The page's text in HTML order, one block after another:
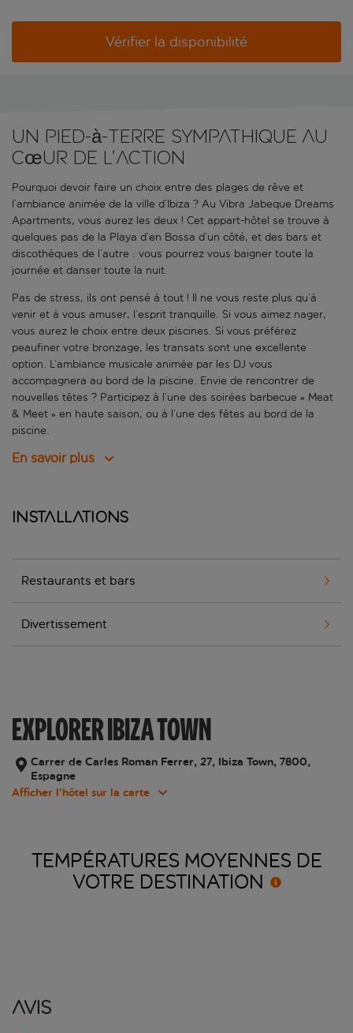
Vérifier la disponibilité
Un pied-à-terre sympathique au
cœur de l’action
Pourquoi devoir faire un choix entre des plages de rêve et
l’ambiance animée de la ville d’Ibiza ? Au Vibra Jabeque Dreams
Apartments, vous aurez les deux ! Cet appart-hôtel se trouve à
quelques pas de la Playa d’en Bossa d’un côté, et des bars et
discothèques de l’autre : vous pourrez vous baigner toute la
journée et danser toute la nuit.
Pas de stress, ils ont pensé à tout ! Il ne vous reste plus qu’à
venir et à vous amuser, l’esprit tranquille. Si vous aimez nager,
vous aurez le choix entre deux piscines. Si vous préférez
peaufiner votre bronzage, les transats sont une excellente
option. L’ambiance musicale animée par les DJ vous
accompagnera au bord de la piscine. Envie de rencontrer de
nouvelles têtes ? Participez à l’une des soirées barbecue « Meat
& Meet » en haute saison, ou à l’une des fêtes au bord de la
piscine.
En savoir plus
Installations
Restaurants et bars
Divertissement
EXPLORER IBIZA TOWN
Carrer de Carles Roman Ferrer, 27, Ibiza Town, 7800,
Espagne
Afficher l’hôtel sur la carte
TEMPÉRATURES MOYENNES DE
VOTRE DESTINATION
Avis